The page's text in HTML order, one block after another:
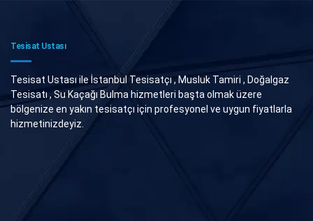
Tesisat Ustası
Tesisat Ustası ile İstanbul Tesisatçı , Musluk Tamiri , Doğalgaz
Tesisatı , Su Kaçağı Bulma hizmetleri başta olmak üzere
bölgenize en yakın tesisatçı için profesyonel ve uygun fiyatlarla
hizmetinizdeyiz.